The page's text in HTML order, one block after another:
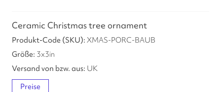
Ceramic Christmas tree ornament
XMAS-PORC-BAUB
3x3in
UK
Preise